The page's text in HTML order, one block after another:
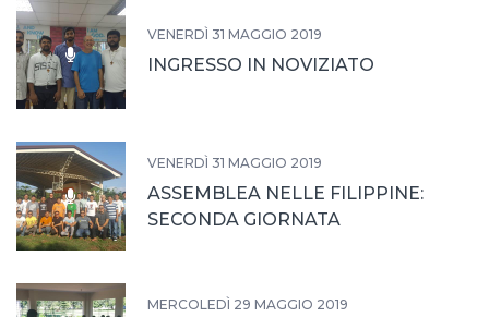
VENERDÌ 31 MAGGIO 2019
INGRESSO IN NOVIZIATO
VENERDÌ 31 MAGGIO 2019
ASSEMBLEA NELLE FILIPPINE:
SECONDA GIORNATA
MERCOLEDÌ 29 MAGGIO 2019